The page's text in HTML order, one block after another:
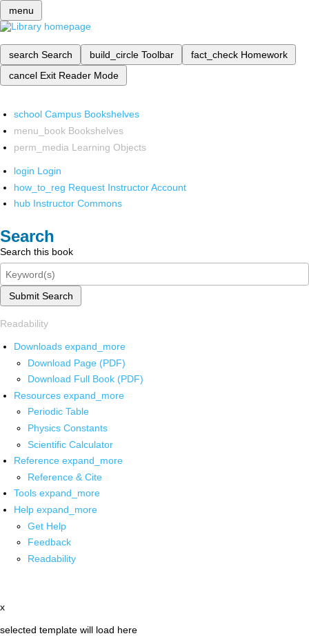
menu
search Search build_circle Toolbar fact_check Homework
cancel Exit Reader Mode
school Campus Bookshelves
menu_book Bookshelves
perm_media Learning Objects
login Login
how_to_reg Request Instructor Account
hub Instructor Commons
Search
Search this book
Submit Search
Readability
Downloads expand_more
Download Page (PDF)
Download Full Book (PDF)
Resources expand_more
Periodic Table
Physics Constants
Scientific Calculator
Reference expand_more
Reference & Cite
Tools expand_more
Help expand_more
Get Help
Feedback
Readability
x
selected template will load here